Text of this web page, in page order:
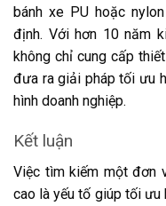
bánh xe PU hoặc
định. Với hơn 10 năm
không chỉ cung cấp
đưa ra giải pháp tối ưu
hình doanh nghiệp.
Kết luận
Việc tìm kiếm một đơn
cao là yếu tố giúp tối ưu